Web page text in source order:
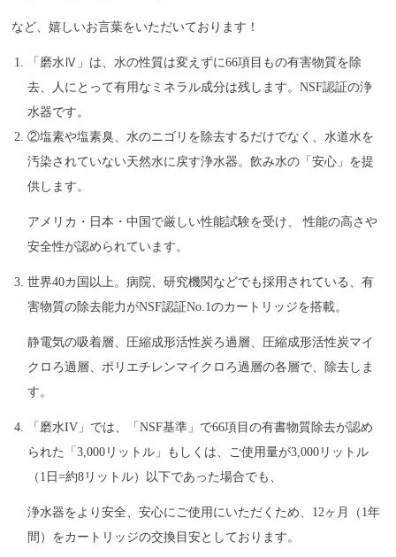
など、嬉しいお言葉をいただいております！
「磨水Ⅳ」は、水の性質は変えずに66項目もの有害物質を除
去、人にとって有用なミネラル成分は残します。NSF認証の浄
水器です。
②塩素や塩素臭、水のニゴリを除去するだけでなく、水道水を
汚染されていない天然水に戻す浄水器。飲み水の「安心」を提
供します。
アメリカ・日本・中国で厳しい性能試験を受け、 性能の高さや
安全性が認められています。
世界40カ国以上。病院、研究機関などでも採用されている、有
害物質の除去能力がNSF認証No.1のカートリッジを搭載。
静電気の吸着層、圧縮成形活性炭ろ過層、圧縮成形活性炭マイ
クロろ過層、ポリエチレンマイクロろ過層の各層で、除去しま
す。
「磨水IV」では、「NSF基準」で66項目の有書物質除去が認め
られた「3,000リットル」もしくは、ご使用量が3,000リットル
（1日=約8リットル）以下であった場合でも、
浄水器をより安全、安心にご使用にいただくため、12ヶ月（1年
間）をカートリッジの交換目安としております。